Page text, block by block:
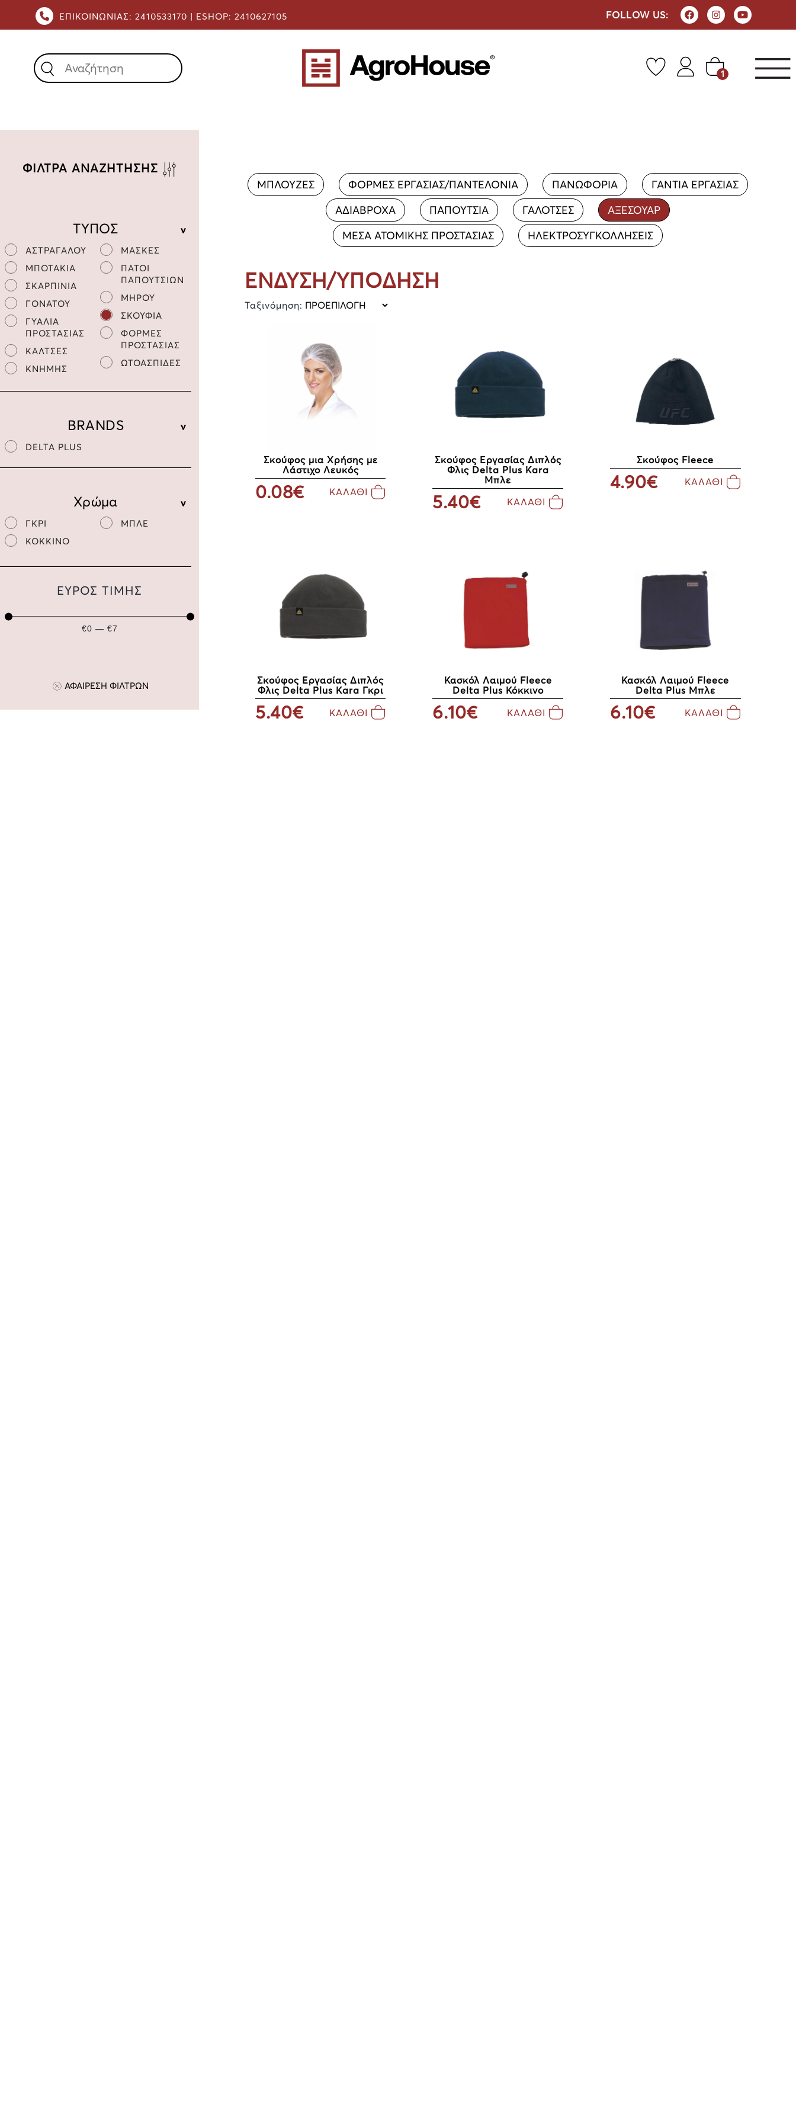
ΕΠΙΚΟΙΝΩΝΙΑΣ: 2410533170 | ESHOP: 2410627105 FOLLOW US:
1
ΦΙΛΤΡΑ ΑΝΑΖΗΤΗΣΗΣ
ΤΥΠΟΣ
ΑΣΤΡΑΓΑΛΟΥ
ΜΠΟΤΑΚΙΑ
ΣΚΑΡΠΙΝΙΑ
ΓΟΝΑΤΟΥ
ΓΥΑΛΙΑ
ΠΡΟΣΤΑΣΙΑΣ
ΚΑΛΤΣΕΣ
ΚΝΗΜΗΣ
ΜΑΣΚΕΣ
ΠΑΤΟΙ
ΠΑΠΟΥΤΣΙΩΝ
ΜΗΡΟΥ
ΣΚΟΥΦΙΑ
ΦΟΡΜΕΣ
ΠΡΟΣΤΑΣΙΑΣ
ΩΤΟΑΣΠΙΔΕΣ
BRANDS
DELTA PLUS
Χρώμα
ΓΚΡΙ
ΚΟΚΚΙΝΟ
ΜΠΛΕ
ΕΥΡΟΣ ΤΙΜΗΣ
€0 — €7
ΑΦΑΙΡΕΣΗ ΦΙΛΤΡΩΝ
ΜΠΛΟΥΖΕΣ ΦΟΡΜΕΣ ΕΡΓΑΣΙΑΣ/ΠΑΝΤΕΛΟΝΙΑ ΠΑΝΩΦΟΡΙΑ
ΓΑΝΤΙΑ ΕΡΓΑΣΙΑΣ
ΑΔΙΑΒΡΟΧΑ
ΠΑΠΟΥΤΣΙΑ ΓΑΛΟΤΣΕΣ
ΑΞΕΣΟΥΑΡ
ΜΕΣΑ ΑΤΟΜΙΚΗΣ ΠΡΟΣΤΑΣΙΑΣ
ΗΛΕΚΤΡΟΣΥΓΚΟΛΛΗΣΕΙΣ
ΕΝΔΥΣΗ/ΥΠΟΔΗΣΗ
Ταξινόμηση:
Σκούφος μια Χρήσης με
Λάστιχο Λευκός
0.08€ ΚΑΛΑΘΙ
Σκούφος Εργασίας Διπλός
Φλις Delta Plus Kara
Μπλε
5.40€ ΚΑΛΑΘΙ
Σκούφος Fleece
4.90€ ΚΑΛΑΘΙ
Σκούφος Εργασίας Διπλός
Φλις Delta Plus Kara Γκρι
5.40€ ΚΑΛΑΘΙ
Κασκόλ Λαιμού Fleece
Delta Plus Κόκκινο
6.10€ ΚΑΛΑΘΙ
Κασκόλ Λαιμού Fleece
Delta Plus Μπλε
6.10€ ΚΑΛΑΘΙ